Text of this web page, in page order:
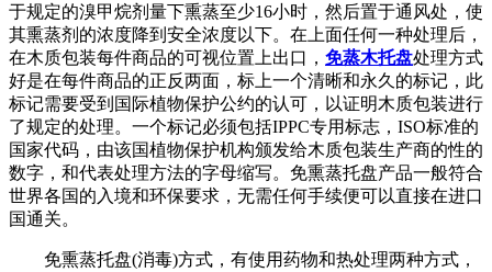
于规定的溴甲烷剂量下熏蒸至少16小时，然后置于通风处，使
其熏蒸剂的浓度降到安全浓度以下。在上面任何一种处理后，
在木质包装每件商品的可视位置上出口， 免蒸木托盘处理方式
好是在每件商品的正反两面，标上一个清晰和永久的标记，此
标记需要受到国际植物保护公约的认可，以证明木质包装进行
了规定的处理。一个标记必须包括IPPC专用标志，ISO标准的
国家代码，由该国植物保护机构颁发给木质包装生产商的性的
数字，和代表处理方法的字母缩写。免熏蒸托盘产品一般符合
世界各国的入境和环保要求，无需任何手续便可以直接在进口
国通关。
免熏蒸托盘(消毒)方式，有使用药物和热处理两种方式，